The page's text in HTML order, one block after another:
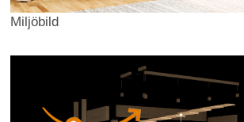
Miljöbild